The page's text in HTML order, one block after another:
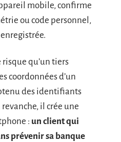
mobile, confirme
ou code personnel,
risque qu’un tiers
coordonnées d’un
des identifiants
il crée une
: un client qui
prévenir sa banque